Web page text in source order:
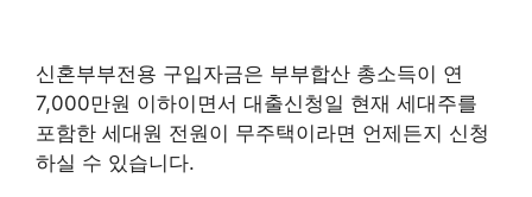
신혼부부전용 구입자금은 부부합산 총소득이 연
7,000만원 이하이면서 대출신청일 현재 세대주를
포함한 세대원 전원이 무주택이라면 언제든지 신청
하실 수 있습니다.